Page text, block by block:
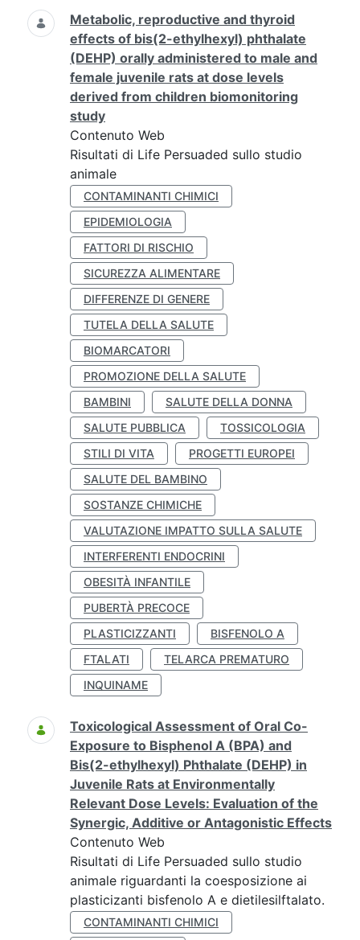
Ricerca
Metabolic, reproductive and thyroid
effects of bis(2-ethylhexyl) phthalate
(DEHP) orally administered to male and
female juvenile rats at dose levels
derived from children biomonitoring
study
Contenuto Web
Risultati di Life Persuaded sullo studio
animale
CONTAMINANTI CHIMICI
EPIDEMIOLOGIA
FATTORI DI RISCHIO
SICUREZZA ALIMENTARE
DIFFERENZE DI GENERE
TUTELA DELLA SALUTE
BIOMARCATORI
PROMOZIONE DELLA SALUTE
BAMBINI
SALUTE DELLA DONNA
SALUTE PUBBLICA
TOSSICOLOGIA
STILI DI VITA
PROGETTI EUROPEI
SALUTE DEL BAMBINO
SOSTANZE CHIMICHE
VALUTAZIONE IMPATTO SULLA SALUTE
INTERFERENTI ENDOCRINI
OBESITÀ INFANTILE
PUBERTÀ PRECOCE
PLASTICIZZANTI
BISFENOLO A
FTALATI
TELARCA PREMATURO
INQUINAME
Toxicological Assessment of Oral Co-
Exposure to Bisphenol A (BPA) and
Bis(2-ethylhexyl) Phthalate (DEHP) in
Juvenile Rats at Environmentally
Relevant Dose Levels: Evaluation of the
Synergic, Additive or Antagonistic Effects
Contenuto Web
Risultati di Life Persuaded sullo studio
animale riguardanti la coesposizione ai
plasticizanti bisfenolo A e dietilesilftalato.
CONTAMINANTI CHIMICI